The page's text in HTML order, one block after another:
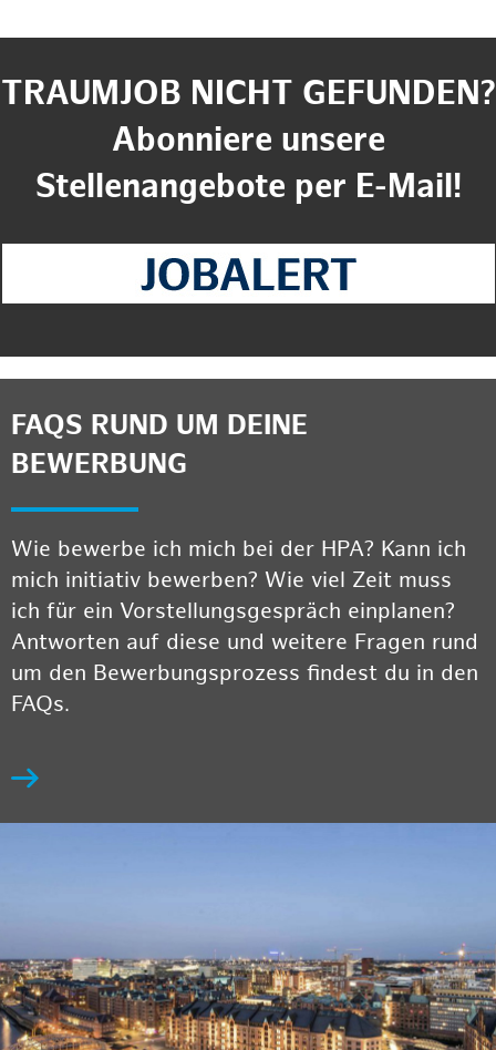
TRAUMJOB NICHT GEFUNDEN?
Abonniere unsere
Stellenangebote per E-Mail!
FAQS RUND UM DEINE
BEWERBUNG
Wie bewerbe ich mich bei der HPA? Kann ich
mich initiativ bewerben? Wie viel Zeit muss
ich für ein Vorstellungsgespräch einplanen?
Antworten auf diese und weitere Fragen rund
um den Bewerbungsprozess findest du in den
FAQs.